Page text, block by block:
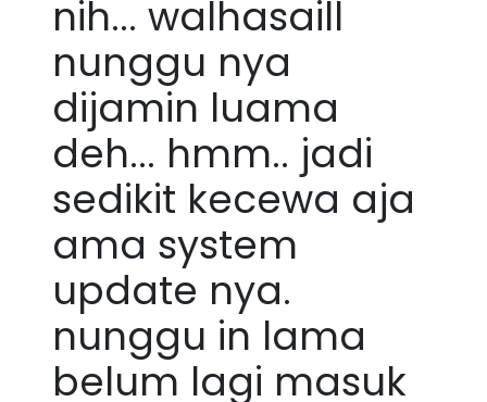
nih... walhasaill
nunggu nya
dijamin luama
deh... hmm.. jadi
sedikit kecewa aja
ama system
update nya.
nunggu in lama
belum lagi masuk